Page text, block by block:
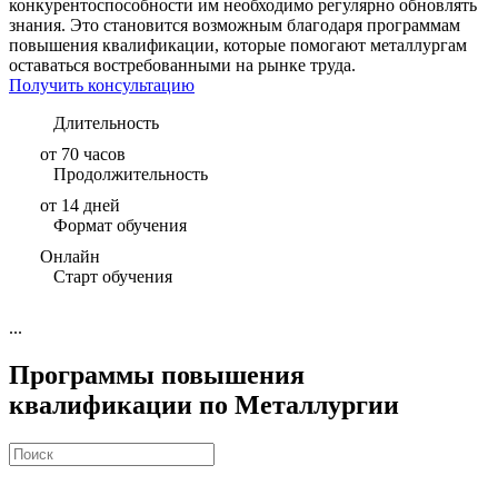
конкурентоспособности им необходимо регулярно обновлять
знания. Это становится возможным благодаря программам
повышения квалификации, которые помогают металлургам
оставаться востребованными на рынке труда.
Получить консультацию
Длительность
от 70 часов
Продолжительность
от 14 дней
Формат обучения
Онлайн
Старт обучения
...
Программы повышения
квалификации по Металлургии